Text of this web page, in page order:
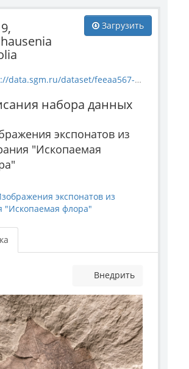
Загрузить
feeaa567-e841-4fc6-ab56-73987ea6492e/resource/f37e74c7-79cb-4ee2-bf09-eda0c233cd08/download/-1835-26_-08619_ettingshausenia-cuneifolia.jpg
набора данных
экспонатов из
"Ископаемая
экспонатов из
"Ископаемая флора"
Внедрить